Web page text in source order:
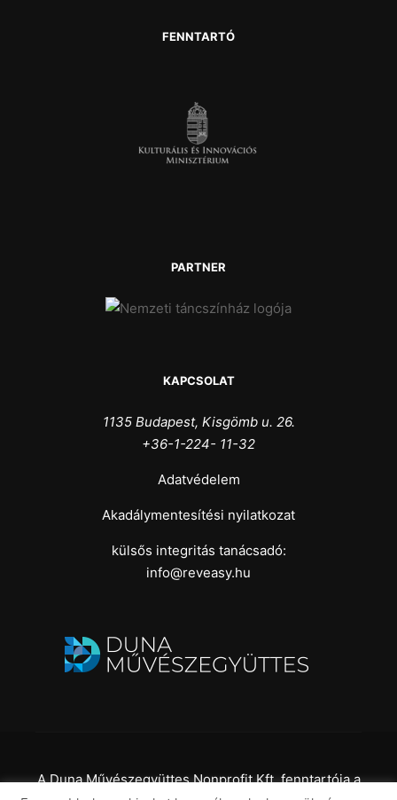
FENNTARTÓ
PARTNER
KAPCSOLAT
1135 Budapest, Kisgömb u. 26.
+36-1-224- 11-32
Adatvédelem
Akadálymentesítési nyilatkozat
külsős integritás tanácsadó:
info@reveasy.hu
A Duna Művészegyüttes Nonprofit Kft. fenntartója a